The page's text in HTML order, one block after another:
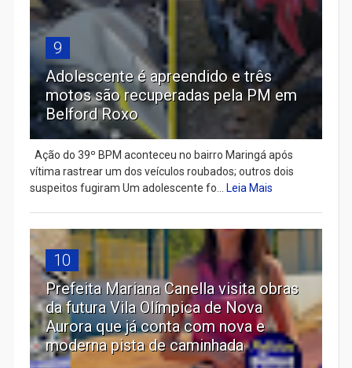
9
Adolescente é apreendido e três
motos são recuperadas pela PM em
Belford Roxo
Ação do 39º BPM aconteceu no bairro Maringá após
vítima rastrear um dos veículos roubados; outros dois
suspeitos fugiram Um adolescente fo...
Leia Mais
10
Prefeita Mariana Canella visita obras
da futura Vila Olímpica de Nova
Aurora que já conta com nova e
moderna pista de caminhada